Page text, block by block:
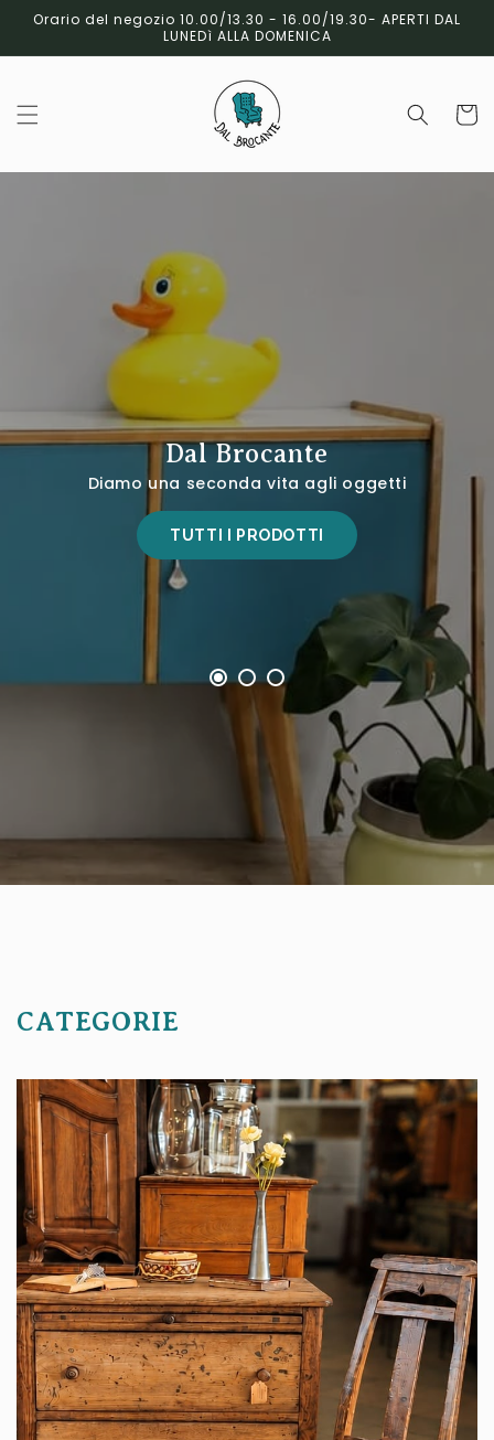
direttamente
Orario del negozio 10.00/13.30 - 16.00/19.30- APERTI DAL
LUNEDì ALLA DOMENICA
Dal Brocante
Diamo una seconda vita agli oggetti
TUTTI I PRODOTTI
CATEGORIE